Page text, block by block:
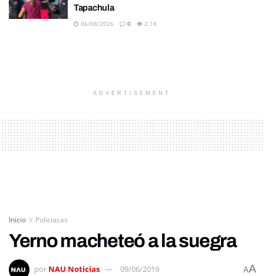
Tapachula
06/08/2026 0 2.1K
ADVERTISEMENT
Inicio Policiacas
Yerno macheteó a la suegra
por NAU Noticias 09/06/2019 AA